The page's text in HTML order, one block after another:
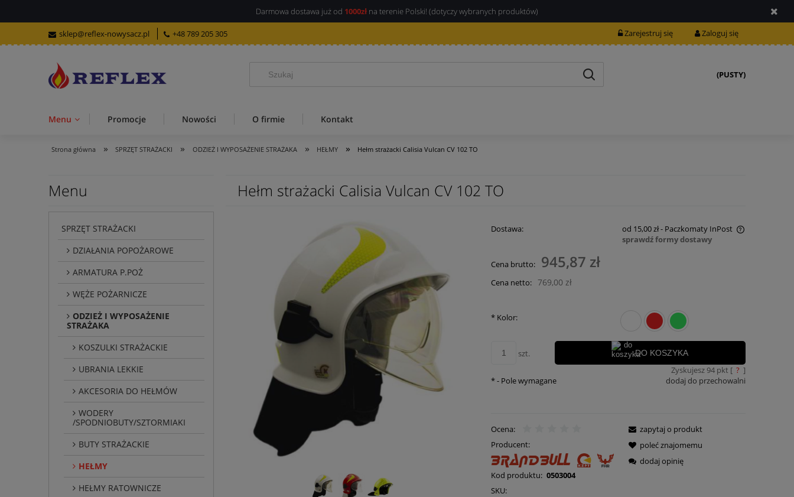
Darmowa dostawa już od 1000zł na terenie Polski! (dotyczy wybranych produktów)
sklep@reflex-nowysacz.pl +48 789 205 305 Zarejestruj się Zaloguj się
(PUSTY)
Menu Promocje Nowości O firmie Kontakt
Strona główna » SPRZĘT STRAŻACKI » ODZIEŻ I WYPOSAŻENIE STRAŻAKA » HEŁMY » Hełm strażacki Calisia Vulcan CV 102 TO
Menu
SPRZĘT STRAŻACKI
DZIAŁANIA POPOŻAROWE
ARMATURA P.POŻ
WĘŻE POŻARNICZE
ODZIEŻ I WYPOSAŻENIE
STRAŻAKA
KOSZULKI STRAŻACKIE
UBRANIA LEKKIE
AKCESORIA DO HEŁMÓW
WODERY
/SPODNIOBUTY/SZTORMIAKI
BUTY STRAŻACKIE
HEŁMY
HEŁMY RATOWNICZE
Hełm strażacki Calisia Vulcan CV 102 TO
Dostawa: od 15,00 zł- Paczkomaty InPost
Cena nie zawiera ewentualnych kosztów
płatności
sprawdź formy dostawy
Cena brutto: 945,87 zł
Cena netto: 769,00 zł
* Kolor:
szt. DO KOSZYKA
Zyskujesz 94pkt [ ? ]
dodaj do przechowalni
*- Pole wymagane
Ocena:
Producent:
Kod produktu: 0503004
SKU:
zapytaj o produkt
poleć znajomemu
dodaj opinię